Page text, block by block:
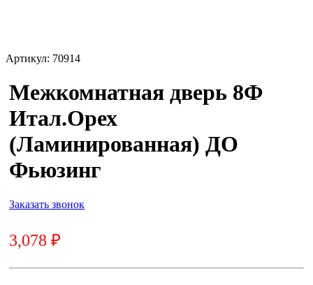
Артикул: 70914
Межкомнатная дверь 8Ф
Итал.Орех
(Ламинированная) ДО
Фьюзинг
Заказать звонок
3,078 ₽